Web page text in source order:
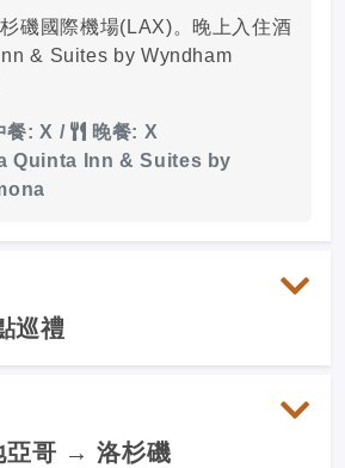
磯國際機場(LAX)。晚上入住酒
& Suites by Wyndham
餐: X /
晚餐: X
Quinta Inn & Suites by
巡禮
哥 → 洛杉磯